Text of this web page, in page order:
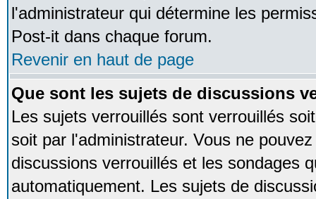
l'administrateur qui détermine les
Post-it dans chaque forum.
Revenir en haut de page
Que sont les sujets de discussions
Les sujets verrouillés sont verrouillés
soit par l'administrateur. Vous ne
discussions verrouillés et les sondages
automatiquement. Les sujets de